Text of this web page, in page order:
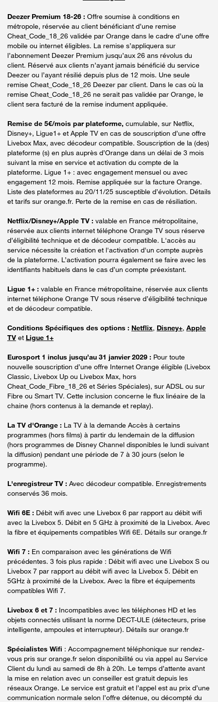
Deezer Premium 18-26 : Offre soumise à conditions en
métropole, réservée au client bénéficiant d’une remise
Cheat_Code_18_26 validée par Orange dans le cadre d’une offre
mobile ou internet éligibles. La remise s’appliquera sur
l’abonnement Deezer Premium jusqu’aux 26 ans révolus du
client. Réservé aux clients n’ayant jamais bénéficié du service
Deezer ou l’ayant résilié depuis plus de 12 mois. Une seule
remise Cheat_Code_18_26 Deezer par client. Dans le cas où la
remise Cheat_Code_18_26 ne serait pas validée par Orange, le
client sera facturé de la remise indument appliquée.
Remise de 5€/mois par plateforme, cumulable, sur Netflix,
Disney+, Ligue1+ et Apple TV en cas de souscription d’une offre
Livebox Max, avec décodeur compatible. Souscription de la (des)
plateforme (s) en plus auprès d’Orange dans un délai de 3 mois
suivant la mise en service et activation du compte de la
plateforme. Ligue 1+ : avec engagement mensuel ou avec
engagement 12 mois. Remise appliquée sur la facture Orange.
Liste des plateformes au 20/11/25 susceptible d’évolution. Détails
et tarifs sur orange.fr. Perte de la remise en cas de résiliation.
Netflix/Disney+/Apple TV : valable en France métropolitaine,
réservée aux clients internet téléphone Orange TV sous réserve
d’éligibilité technique et de décodeur compatible. L'accès au
service nécessite la création et l'activation d'un compte auprès
de la plateforme. L’activation pourra également se faire avec les
identifiants habituels dans le cas d’un compte préexistant.
Ligue 1+ : valable en France métropolitaine, réservée aux clients
internet téléphone Orange TV sous réserve d’éligibilité technique
et de décodeur compatible.
Conditions Spécifiques des options : Netflix, Disney+, Apple
TV et Ligue 1+
Eurosport 1 inclus jusqu’au 31 janvier 2029 : Pour toute
nouvelle souscription d’une offre Internet Orange éligible (Livebox
Classic, Livebox Up ou Livebox Max, hors
Cheat_Code_Fibre_18_26 et Séries Spéciales), sur ADSL ou sur
Fibre ou Smart TV. Cette inclusion concerne le flux linéaire de la
chaine (hors contenus à la demande et replay).
La TV d'Orange : La TV à la demande Accès à certains
programmes (hors films) à partir du lendemain de la diffusion
(hors programmes de Disney Channel disponibles le lundi suivant
la diffusion) pendant une période de 7 à 30 jours (selon le
programme).
L'enregistreur TV : Avec décodeur compatible. Enregistrements
conservés 36 mois.
Wifi 6E : Débit wifi avec une Livebox 6 par rapport au débit wifi
avec la Livebox 5. Débit en 5 GHz à proximité de la Livebox. Avec
la fibre et équipements compatibles Wifi 6E. Détails sur orange.fr
Wifi 7 : En comparaison avec les générations de Wifi
précédentes. 3 fois plus rapide : Débit wifi avec une Livebox S ou
Livebox 7 par rapport au débit wifi avec la Livebox 5. Débit en
5GHz à proximité de la Livebox. Avec la fibre et équipements
compatibles Wifi 7.
Livebox 6 et 7 : Incompatibles avec les téléphones HD et les
objets connectés utilisant la norme DECT-ULE (détecteurs, prise
intelligente, ampoules et interrupteur). Détails sur orange.fr
Spécialistes Wifi : Accompagnement téléphonique sur rendez-
vous pris sur orange.fr selon disponibilité ou via appel au Service
Client du lundi au samedi de 8h à 20h. Le temps d’attente avant
la mise en relation avec un conseiller est gratuit depuis les
réseaux Orange. Le service est gratuit et l’appel est au prix d’une
communication normale selon l’offre détenue, ou décompté du